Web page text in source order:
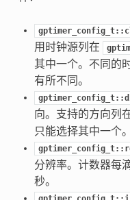
用时钟源列在
其中一个。不同的
有所不同。
向。支持的方向列
只能选择其中一个。
分辨率。计数器每
秒。